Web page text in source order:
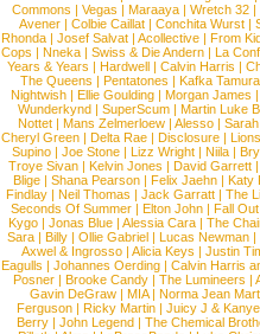
Commons |Vegas |Maraaya |Wretch 32 |
Avener | Colbie Caillat | Conchita Wurst |
Rhonda | Josef Salvat | Acollective | From
Cops | Nneka | Swiss & Die Andern | La
Years & Years |Hardwell |Calvin Harris |
The Queens | Pentatones | Kafka Tamura
Nightwish |Ellie Goulding |Morgan James
Wunderkynd | SuperScum | Martin Luke
Nottet |Mans Zelmerloew |Alesso |
Cheryl Green |Delta Rae |Disclosure |
Supino |Joe Stone |Lizz Wright |Niila |
Troye Sivan | Kelvin Jones | David Garrett
Blige | Shana Pearson | Felix Jaehn | Katy
Findlay |Neil Thomas |Jack Garratt |The
Seconds Of Summer |Elton John |Fall
Kygo |Jonas Blue |Alessia Cara |The
Sara |Billy |Ollie Gabriel |Lucas Newman |
Axwel & Ingrosso | Alicia Keys | Justin
Eagulls |Johannes Oerding |Calvin Harris
Posner |Brooke Candy |The Lumineers |
Gavin DeGraw | MIA| Norma Jean
Ferguson | Ricky Martin | Juicy J &
Berry | John Legend | The Chemical